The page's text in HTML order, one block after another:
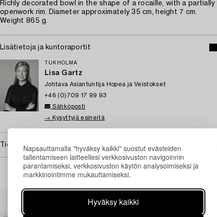
Napsauttamalla "hyväksy kaikki" suostut evästeiden
tallentamiseen laitteellesi verkkosivuston navigoinnin
parantamiseksi, verkkosivuston käytön analysoimiseksi ja
markkinointimme mukauttamiseksi.
Hyväksy kaikki
Richly decorated bowl in the shape of a rocaille, with a partially
openwork rim. Diameter approximately 35 cm, height 7 cm.
Weight 865 g.
Lisätietoja ja kuntoraportit
TUKHOLMA
Lisa Gartz
Johtava Asiantuntija Hopea ja Veistokset
+46 (0)709 17 99 93
Sähköposti
→ Kysyttyjä esineitä
Tietoa ostamisesta